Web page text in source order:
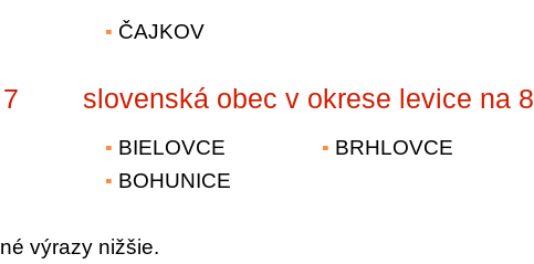
ČAJKOV
slovenská obec v okrese levice na 8
BIELOVCE
BOHUNICE
BRHLOVCE
výrazy nižšie.